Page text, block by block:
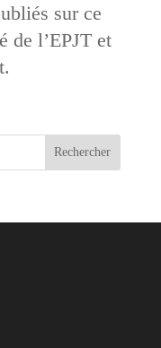
sur ce
de l’EPJT et